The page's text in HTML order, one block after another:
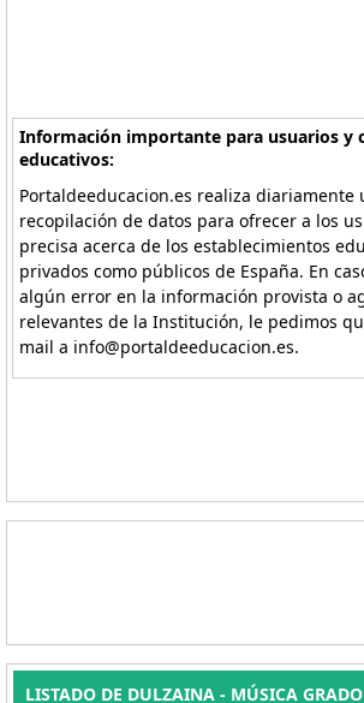
Información importante para usuarios y
educativos:
Portaldeeducacion.es realiza
recopilación de datos para ofrecer a los
precisa acerca de los establecimientos
privados como públicos de España. En
algún error en la información provista o
relevantes de la Institución, le pedimos
mail a info@portaldeeducacion.es.
LISTADO DE DULZAINA - MÚSICA